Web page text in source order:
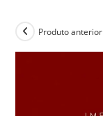
Produto anterior